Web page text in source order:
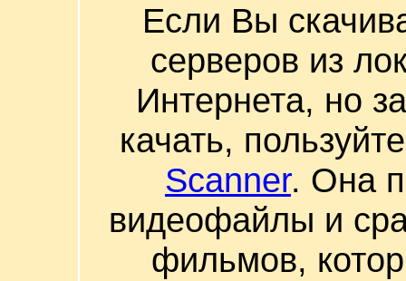
Если Вы
серверов из
Интернета, но
качать,
Scanner. Она
видеофайлы и
фильмов,